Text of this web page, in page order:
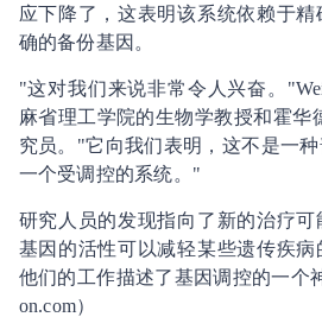
应下降了，这表明该系统依赖于
确的备份基因。
"这对我们来说非常令人兴奋。
麻省理工学院的生物学教授和霍华
究员。"它向我们表明，这不是一
一个受调控的系统。"
研究人员的发现指向了新的治疗
基因的活性可以减轻某些遗传疾病
他们的工作描述了基因调控的一个
on.com）